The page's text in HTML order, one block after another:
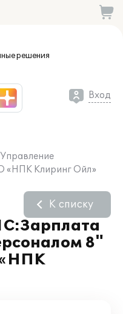
решения
Вход
«НПК Клиринг Ойл»
8"
«НПК
К списку